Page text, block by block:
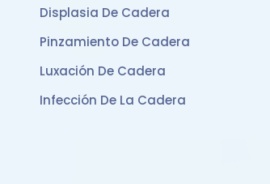
Displasia De Cadera
Pinzamiento De Cadera
Luxación De Cadera
Infección De La Cadera